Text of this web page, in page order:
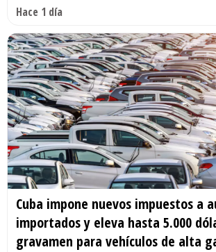
Hace 1 día
Cuba impone nuevos impuestos a
importados y eleva hasta 5.000
gravamen para vehículos de alta